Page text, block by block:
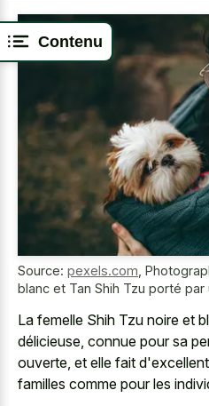
Contenu
Source: pexels.com
blanc et Tan Shih Tzu porté
La femelle Shih Tzu noire et
délicieuse, connue pour sa
ouverte, et elle fait
familles comme pour les